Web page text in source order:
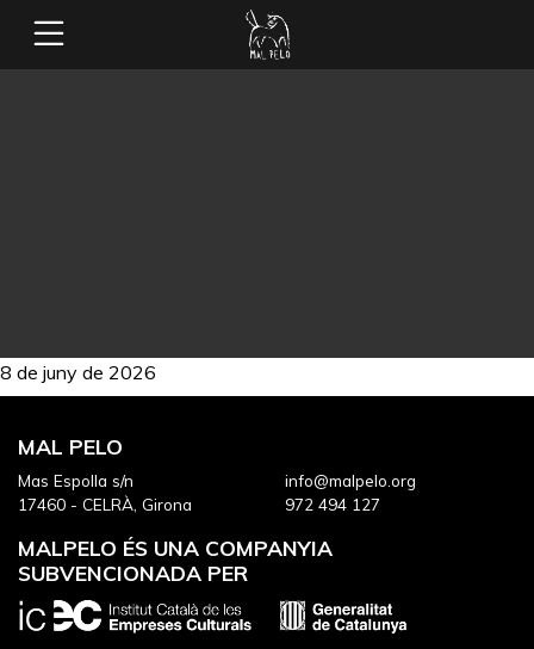
8 de juny de 2026
MAL PELO
Mas Espolla s/n
17460 - CELRÀ, Girona
info@malpelo.org
972 494 127
MALPELO ÉS UNA COMPANYIA
SUBVENCIONADA PER